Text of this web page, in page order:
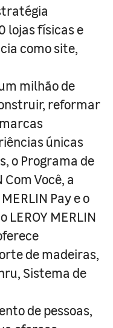
lojas físicas e
como site,
milhão de
reformar
únicas
o Programa de
Com Você, a
Pay e o
LEROY MERLIN
de madeiras,
Sistema de
de pessoas,